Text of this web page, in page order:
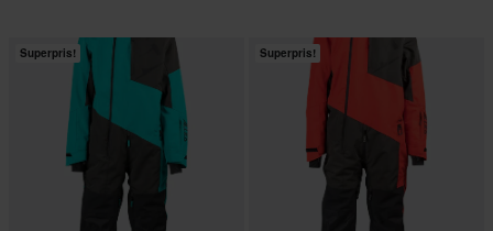
Superpris! Superpris!